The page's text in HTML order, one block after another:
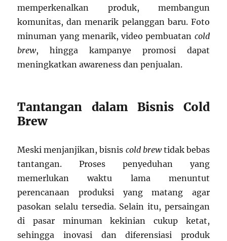
memperkenalkan produk, membangun
komunitas, dan menarik pelanggan baru. Foto
minuman yang menarik, video pembuatan cold
brew, hingga kampanye promosi dapat
meningkatkan awareness dan penjualan.
Tantangan dalam Bisnis Cold
Brew
Meski menjanjikan, bisnis cold brewtidak bebas
tantangan. Proses penyeduhan yang
memerlukan waktu lama menuntut
perencanaan produksi yang matang agar
pasokan selalu tersedia. Selain itu, persaingan
di pasar minuman kekinian cukup ketat,
sehingga inovasi dan diferensiasi produk